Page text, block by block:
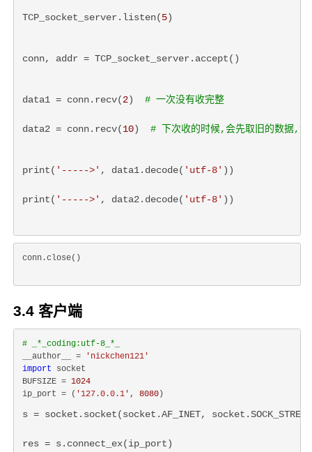
TCP_socket_server.listen(5)
conn, addr = TCP_socket_server.accept()
data1 = conn.recv(2) # 一次没有收完整
data2 = conn.recv(10) # 下次收的时候,会先取旧的数据,然
print( '----->' , data1.decode( 'utf-8' ))
print( '----->' , data2.decode( 'utf-8' ))
conn.close()
3.4 客户端
# _*_coding:utf-8_*_
__author__ =
'nickchen121'
import socket
BUFSIZE = 1024
ip_port = ( '127.0.0.1' , 8080
s = socket.socket(socket.AF_INET,
res = s.connect_ex(ip_port)